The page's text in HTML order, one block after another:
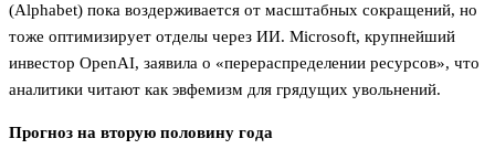
(Alphabet) пока воздерживается от масштабных сокращений, но
тоже оптимизирует отделы через ИИ. Microsoft, крупнейший
инвестор OpenAI, заявила о «перераспределении ресурсов», что
аналитики читают как эвфемизм для грядущих увольнений.
Прогноз на вторую половину года